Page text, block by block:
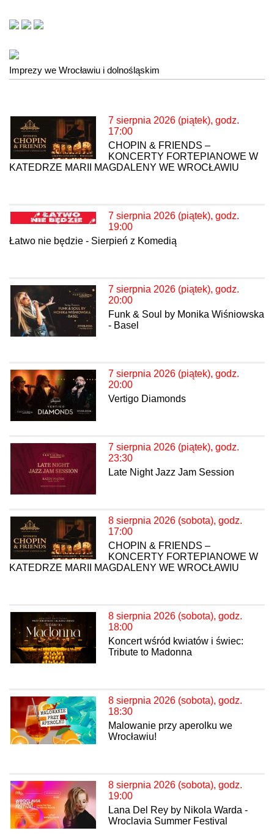
Imprezy we Wrocławiu i dolnośląskim
7 sierpnia 2026 (piątek), godz.
17:00
CHOPIN & FRIENDS –
KONCERTY FORTEPIANOWE W
KATEDRZE MARII MAGDALENY WE WROCŁAWIU
7 sierpnia 2026 (piątek), godz.
19:00
Łatwo nie będzie - Sierpień z Komedią
7 sierpnia 2026 (piątek), godz.
20:00
Funk & Soul by Monika Wiśniowska
- Basel
7 sierpnia 2026 (piątek), godz.
20:00
Vertigo Diamonds
7 sierpnia 2026 (piątek), godz.
23:30
Late Night Jazz Jam Session
8 sierpnia 2026 (sobota), godz.
17:00
CHOPIN & FRIENDS –
KONCERTY FORTEPIANOWE W
KATEDRZE MARII MAGDALENY WE WROCŁAWIU
8 sierpnia 2026 (sobota), godz.
18:00
Koncert wśród kwiatów i świec:
Tribute to Madonna
8 sierpnia 2026 (sobota), godz.
18:30
Malowanie przy aperolku we
Wrocławiu!
8 sierpnia 2026 (sobota), godz.
19:00
Lana Del Rey by Nikola Warda -
Wroclavia Summer Festival